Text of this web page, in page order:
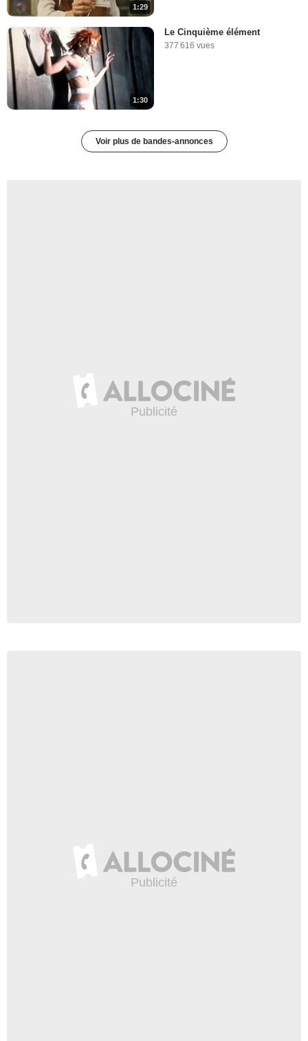
1:29
1:30
Le Cinquième élément
377 616 vues
Voir plus de bandes-annonces